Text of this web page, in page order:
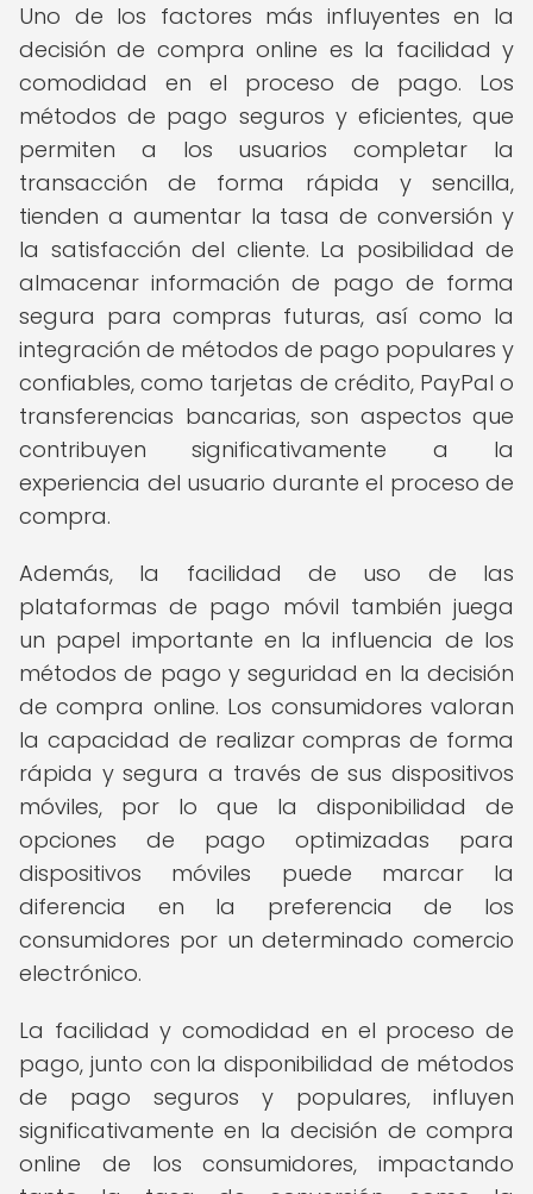
Uno de los factores más influyentes en la
decisión de compra online es la facilidad y
comodidad en el proceso de pago. Los
métodos de pago seguros y eficientes, que
permiten a los usuarios completar la
transacción de forma rápida y sencilla,
tienden a aumentar la tasa de conversión y
la satisfacción del cliente. La posibilidad de
almacenar información de pago de forma
segura para compras futuras, así como la
integración de métodos de pago populares y
confiables, como tarjetas de crédito, PayPal o
transferencias bancarias, son aspectos que
contribuyen significativamente a la
experiencia del usuario durante el proceso de
compra.
Además, la facilidad de uso de las
plataformas de pago móvil también juega
un papel importante en la influencia de los
métodos de pago y seguridad en la decisión
de compra online. Los consumidores valoran
la capacidad de realizar compras de forma
rápida y segura a través de sus dispositivos
móviles, por lo que la disponibilidad de
opciones de pago optimizadas para
dispositivos móviles puede marcar la
diferencia en la preferencia de los
consumidores por un determinado comercio
electrónico.
La facilidad y comodidad en el proceso de
pago, junto con la disponibilidad de métodos
de pago seguros y populares, influyen
significativamente en la decisión de compra
online de los consumidores, impactando